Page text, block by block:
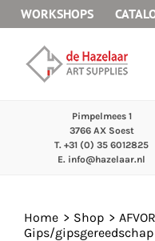
naar
inhoud
WORKSHOPS
Pimpelmees 1
3766 AX Soest
T. +31 (0) 35 6012825
E. info@hazelaar.nl
Home Shop
Gips/gipsgereedschap